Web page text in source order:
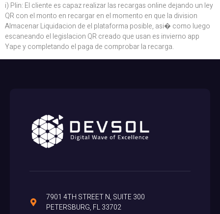
i) Plin: El cliente es capaz realizar las recargas online dejando un ley
QR con el monto en recargar en el momento en que la division
Almacenar Liquidacion de el plataforma posible, asi� como luego
escaneando el legislacion QR creado que usan es invierno app
Yape y completando el paga de comprobar la recarga.
7901 4TH STREET N, SUITE 300
PETERSBURG, FL 33702